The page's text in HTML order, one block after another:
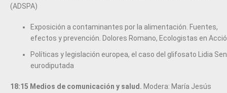
(ADSPA)
Exposición a contaminantes por la alimentación. Fuentes,
efectos y prevención. Dolores Romano, Ecologistas en
Políticas y legislación europea, el caso del glifosato Lidia
eurodiputada
18:15 Medios de comunicación y salud. Modera: María Jesús